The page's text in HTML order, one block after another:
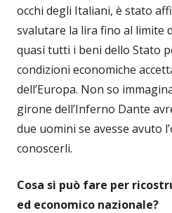
occhi degli Italiani, è stato
svalutare la lira fino al limite
quasi tutti i beni dello Stato
condizioni economiche
dell’Europa. Non so
girone dell’Inferno Dante
due uomini se avesse avuto
conoscerli.
Cosa si può fare per
ed economico nazionale?